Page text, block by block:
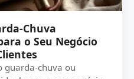
Chuva
o Seu Negócio
guarda-chuva ou